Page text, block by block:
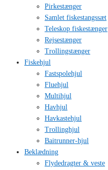
Pirkestænger
Samlet fiskestangssæt
Teleskop fiskestænger
Rejsestænger
Trollingstænger
Fiskehjul
Fastspolehjul
Fluehjul
Multihjul
Havhjul
Havkastehjul
Trollinghjul
Baitrunner-hjul
Beklædning
Flydedragter & veste